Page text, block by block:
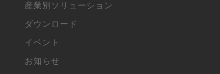
産業別ソリューション
ダウンロード
イベント
お知らせ